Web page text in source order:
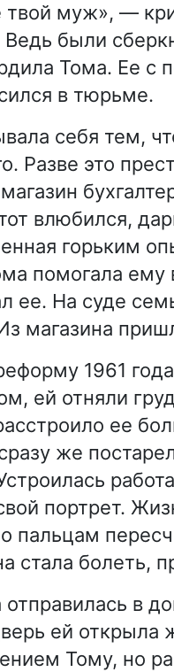
твой муж», —
были
Тома. Ее с
в тюрьме.
себя тем,
Разве это
влюбился,
горьким
помогала ему
ее. На суде
магазина
1961
ей отняли
ее
же
портрет.
пальцам
стала болеть,
в
ей открыла
Тому, но